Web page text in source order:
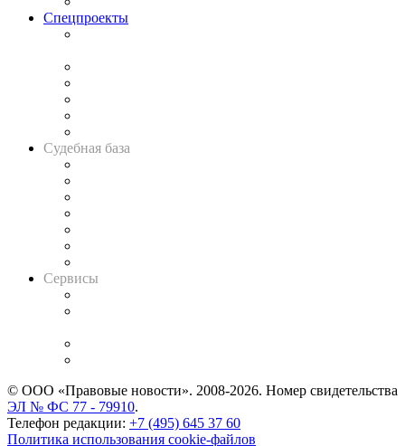
Спецпроекты
Судебная база
Сервисы
© ООО «Правовые новости». 2008-2026. Номер свидетельства
ЭЛ № ФС 77 - 79910.
Телефон редакции: +7 (495) 645 37 60
Политика использования cookie-файлов